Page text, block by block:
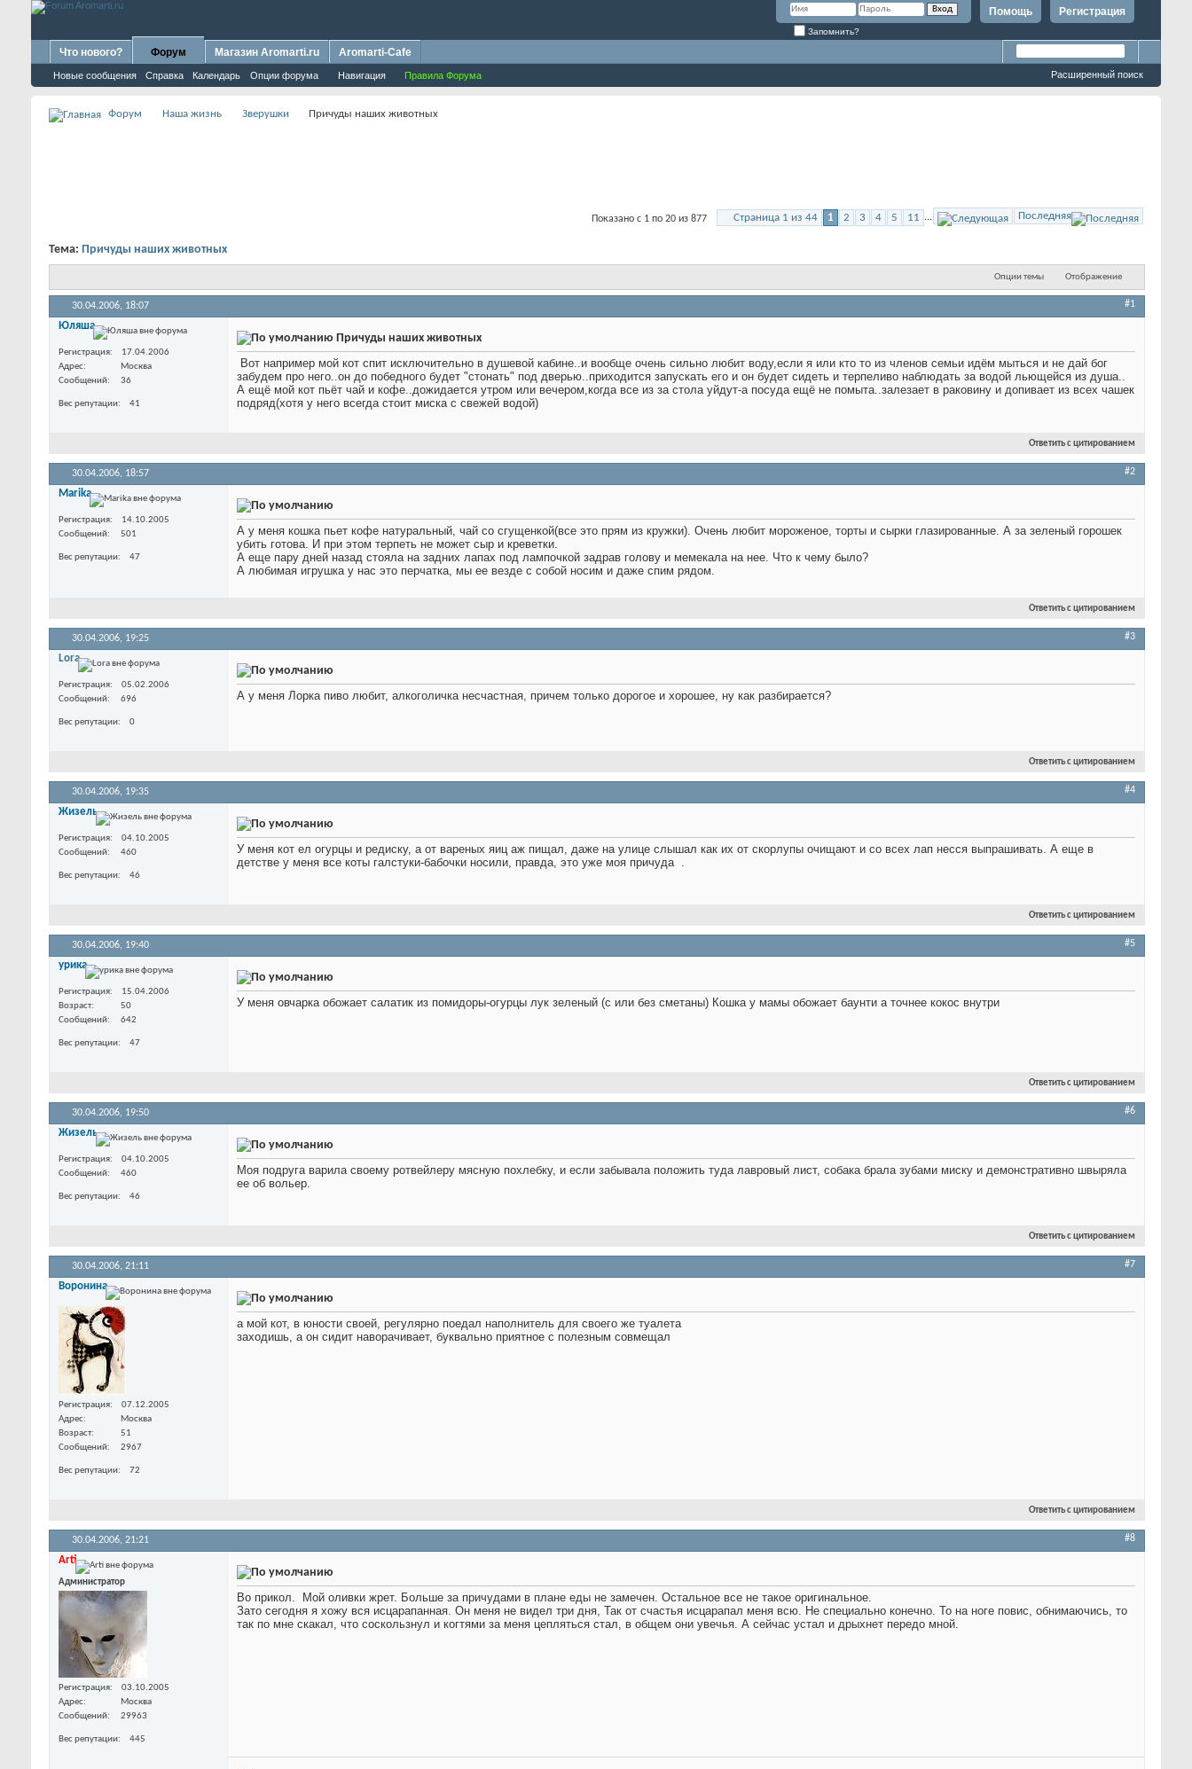
Регистрация
Помощь
Запомнить?
Что нового? Форум
Новые сообщения Справка Календарь Опции форума Навигация Правила Форума
Магазин Aromarti.ru Aromarti-Cafe
Расширенный поиск
Форум Наша жизнь Зверушки Причуды наших животных
Страница 1 из 44 1 2 3 4 5 11 ... Последняя
Показано с 1 по 20 из 877
Тема: Причуды наших животных
Опции темы Отображение
30.04.2006, 18:07 #1
Юляша
Регистрация
17.04.2006
Адрес
Москва
Сообщений
36
Вес репутации 41
Причуды наших животных
Вот например мой кот спит исключительно в душевой кабине..и вообще очень сильно любит воду,если я или кто то из членов семьи идём мыться и не дай бог
забудем про него..он до победного будет "стонать" под дверью..приходится запускать его и он будет сидеть и терпеливо наблюдать за водой льющейся из душа..
А ещё мой кот пьёт чай и кофе..дожидается утром или вечером,когда все из за стола уйдут-а посуда ещё не помыта..залезает в раковину и допивает из всех чашек
подряд(хотя у него всегда стоит миска с свежей водой)
Ответить с цитированием
30.04.2006, 18:57 #2
Marika
Регистрация
14.10.2005
Сообщений
501
Вес репутации 47
А у меня кошка пьет кофе натуральный, чай со сгущенкой(все это прям из кружки). Очень любит мороженое, торты и сырки глазированные. А за зеленый горошек
убить готова. И при этом терпеть не может сыр и креветки.
А еще пару дней назад стояла на задних лапах под лампочкой задрав голову и мемекала на нее. Что к чему было?
А любимая игрушка у нас это перчатка, мы ее везде с собой носим и даже спим рядом.
Ответить с цитированием
30.04.2006, 19:25 #3
Lora
Регистрация
05.02.2006
Сообщений
696
Вес репутации 0
А у меня Лорка пиво любит, алкоголичка несчастная, причем только дорогое и хорошее, ну как разбирается?
Ответить с цитированием
30.04.2006, 19:35 #4
Жизель
Регистрация
04.10.2005
Сообщений
460
Вес репутации 46
У меня кот ел огурцы и редиску, а от вареных яиц аж пищал, даже на улице слышал как их от скорлупы очищают и со всех лап несся выпрашивать. А еще в
детстве у меня все коты галстуки-бабочки носили, правда, это уже моя причуда .
Ответить с цитированием
30.04.2006, 19:40 #5
урика
Регистрация
15.04.2006
Возраст
50
Сообщений
642
Вес репутации 47
У меня овчарка обожает салатик из помидоры-огурцы лук зеленый (с или без сметаны) Кошка у мамы обожает баунти а точнее кокос внутри
Ответить с цитированием
30.04.2006, 19:50 #6
Жизель
Регистрация
04.10.2005
Сообщений
460
Вес репутации 46
Моя подруга варила своему ротвейлеру мясную похлебку, и если забывала положить туда лавровый лист, собака брала зубами миску и демонстративно швыряла
ее об вольер.
Ответить с цитированием
30.04.2006, 21:11 #7
Воронина
Регистрация
07.12.2005
Адрес
Москва
Возраст
51
Сообщений
2967
Вес репутации 72
а мой кот, в юности своей, регулярно поедал наполнитель для своего же туалета
заходишь, а он сидит наворачивает, буквально приятное с полезным совмещал
Ответить с цитированием
30.04.2006, 21:21 #8
Arti
Администратор
Регистрация
03.10.2005
Адрес
Москва
Сообщений
29963
Вес репутации 445
Во прикол.
Мой оливки жрет. Больше за причудами в плане еды не замечен. Остальное все не такое оригинальное.
Зато сегодня я хожу вся исцарапанная. Он меня не видел три дня, Так от счастья исцарапал меня всю. Не специально конечно. То на ноге повис, обнимаючись, то
так по мне скакал, что соскользнул и когтями за меня цепляться стал, в общем они увечья. А сейчас устал и дрыхнет передо мной.